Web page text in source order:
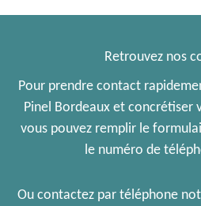
Retrouvez nos
Pour prendre contact
Pinel Bordeaux et
vous pouvez remplir le
le numéro de
Ou contactez par téléphone